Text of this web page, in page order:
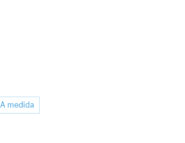
A medida